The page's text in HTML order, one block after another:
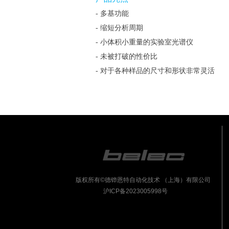
- 多基功能
- 缩短分析周期
- 小体积小重量的实验室光谱仪
- 未被打破的性价比
- 对于各种样品的尺寸和形状非常灵活
版权所有©德铧恩特自动化技术 （上海）有限公司
沪ICP备2023005998号